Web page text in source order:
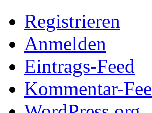
Registrieren
Anmelden
Eintrags-Feed
Kommentar-